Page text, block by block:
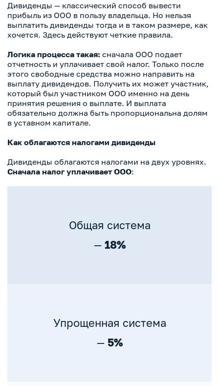
Дивиденды — классический способ вывести
прибыль из ООО в пользу владельца. Но нельзя
выплатить дивиденды тогда и в таком размере, как
хочется. Здесь действуют четкие правила.
Логика процесса такая: сначала ООО подает
отчетность и уплачивает свой налог. Только после
этого свободные средства можно направить на
выплату дивидендов. Получить их может участник,
который был участником ООО именно на день
принятия решения о выплате. И выплата
обязательно должна быть пропорциональна долям
в уставном капитале.
Как облагаются налогами дивиденды
Дивиденды облагаются налогами на двух уровнях.
Сначала налог уплачивает ООО:
Общая система
— 18%
Упрощенная система
— 5%